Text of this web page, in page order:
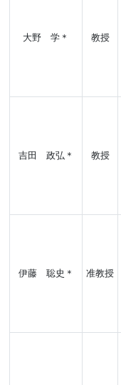
大野 学＊ 教授
吉田 政弘＊ 教授
伊藤 聡史＊ 准教授